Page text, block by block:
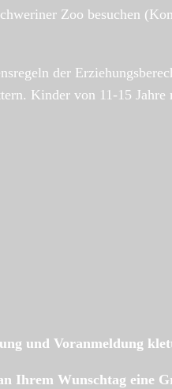
Zoo besuchen
der
Kinder von 11-15 Jahre
und Voranmeldung
Ihrem Wunschtag eine